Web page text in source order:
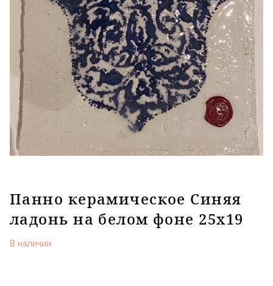
Панно керамическое Синяя
ладонь на белом фоне 25х19
В наличии